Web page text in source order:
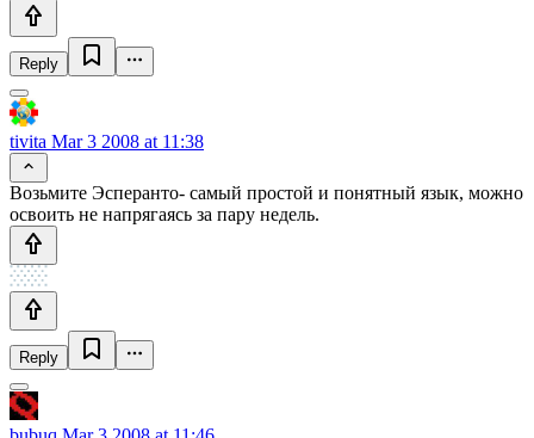
Reply
tivita Mar 3 2008 at 11:38
Возьмите Эсперанто- самый простой и понятный язык, можно
освоить не напрягаясь за пару недель.
Reply